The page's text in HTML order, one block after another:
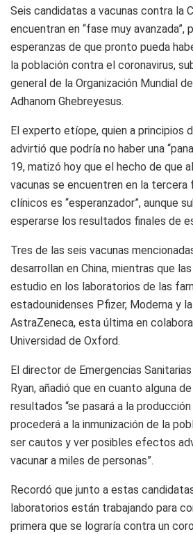
Seis candidatas a vacunas contra la
encuentran en “fase muy avanzada”,
esperanzas de que pronto pueda
la población contra el coronavirus,
general de la Organización Mundial
Adhanom Ghebreyesus.
El experto etíope, quien a principios
advirtió que podría no haber una
19, matizó hoy que el hecho de que
vacunas se encuentren en la tercera
clínicos es “esperanzador”, aunque
esperarse los resultados finales de
Tres de las seis vacunas
desarrollan en China, mientras que
estudio en los laboratorios de las
estadounidenses Pfizer, Moderna y
AstraZeneca, esta última en
Universidad de Oxford.
El director de Emergencias
Ryan, añadió que en cuanto alguna
resultados “se pasará a la
procederá a la inmunización de la
ser cautos y ver posibles efectos
vacunar a miles de personas”.
Recordó que junto a estas
laboratorios están trabajando para
primera que se lograría contra un